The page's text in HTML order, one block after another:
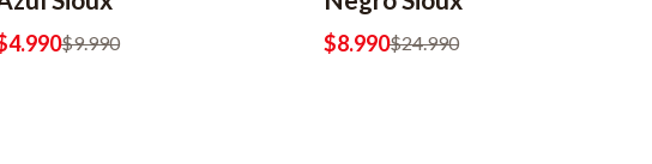
$9.990 $8.990$24.990